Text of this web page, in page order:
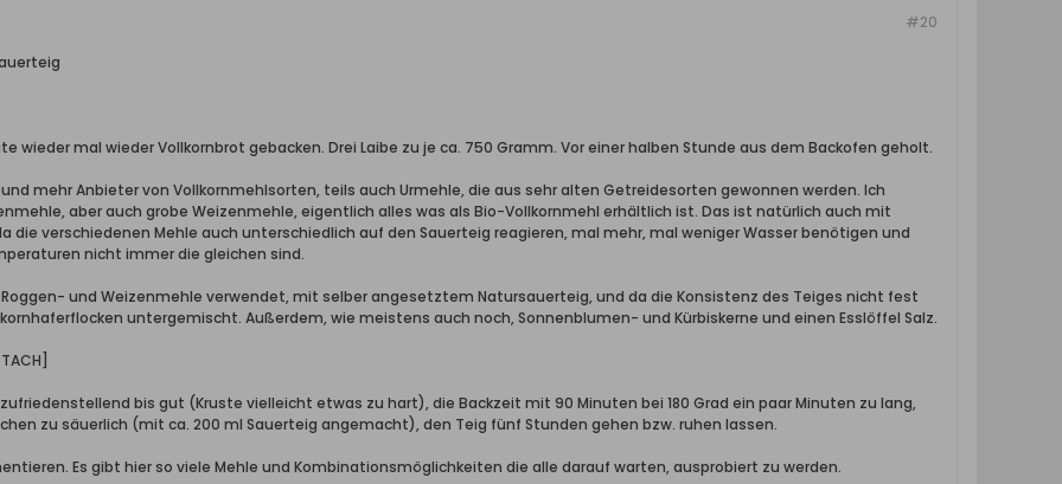
#20
wieder mal wieder Vollkornbrot gebacken. Drei Laibe zu je ca. 750 Gramm. Vor einer halben Stunde aus dem Backofen geholt.
mehr Anbieter von Vollkornmehlsorten, teils auch Urmehle, die aus sehr alten Getreidesorten gewonnen werden. Ich
aber auch grobe Weizenmehle, eigentlich alles was als Bio-Vollkornmehl erhältlich ist. Das ist natürlich auch mit
die verschiedenen Mehle auch unterschiedlich auf den Sauerteig reagieren, mal mehr, mal weniger Wasser benötigen und
nicht immer die gleichen sind.
und Weizenmehle verwendet, mit selber angesetztem Natursauerteig, und da die Konsistenz des Teiges nicht fest
untergemischt. Außerdem, wie meistens auch noch, Sonnenblumen- und Kürbiskerne und einen Esslöffel Salz.
bis gut (Kruste vielleicht etwas zu hart), die Backzeit mit 90 Minuten bei 180 Grad ein paar Minuten zu lang,
zu säuerlich (mit ca. 200 ml Sauerteig angemacht), den Teig fünf Stunden gehen bzw. ruhen lassen.
Es gibt hier so viele Mehle und Kombinationsmöglichkeiten die alle darauf warten, ausprobiert zu werden.